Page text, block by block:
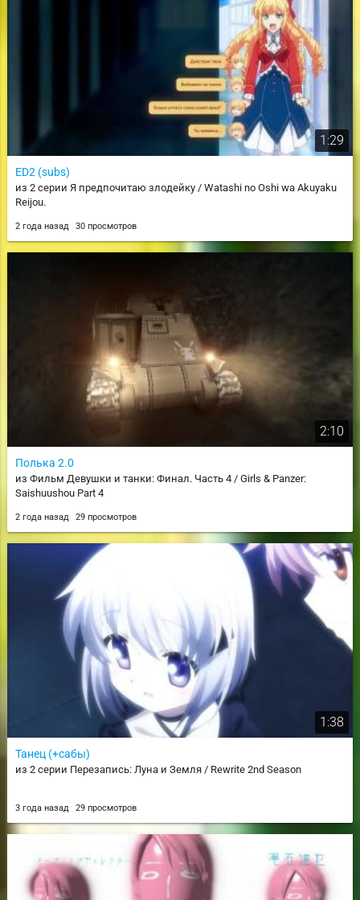
1:29
ED2 (subs)
из 2 серии Я предпочитаю злодейку / Watashi no Oshi wa Akuyaku
Reijou.
2 года назад 30 просмотров
2:10
Полька 2.0
из Фильм Девушки и танки: Финал. Часть 4 / Girls & Panzer:
Saishuushou Part 4
2 года назад 29 просмотров
1:38
Танец (+сабы)
из 2 серии Перезапись: Луна и Земля / Rewrite 2nd Season
3 года назад 29 просмотров